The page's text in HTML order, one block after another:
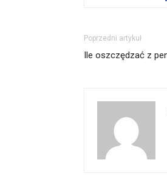
Poprzedni artykuł
Ile oszczędzać z